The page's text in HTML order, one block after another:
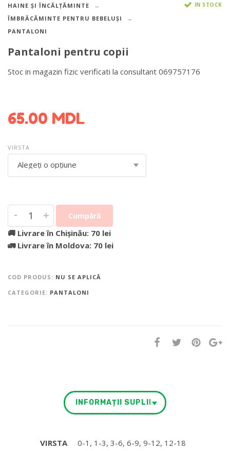
HAINE ȘI ÎNCĂLȚĂMINTE
ÎMBRĂCĂMINTE PENTRU BEBELUȘI
PANTALONI
IN STOCK
Pantaloni pentru copii
Stoc in magazin fizic verificati la consultant 069757176
65.00 MDL
VIRSTA
Alegeți o opțiune
- + Cumpără
🚚 Livrare în Chișinău: 70 lei
🚛 Livrare în Moldova: 70 lei
COD PRODUS: NU SE APLICĂ
CATEGORIE: PANTALONI
INFORMAȚII SUPLIMENTARE
VIRSTA 0-1, 1-3, 3-6, 6-9, 9-12, 12-18